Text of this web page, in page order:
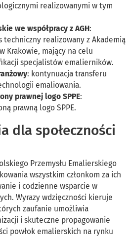
realizowanymi w tym
we współpracy z AGH:
techniczny realizowany z Akademią
Krakowie, mający na celu
specjalistów emalierników.
: kontynuacja transferu
emaliowania.
prawnej logo SPPE:
prawną logo SPPE.
dla społeczności
Przemysłu Emalierskiego
wszystkim członkom za ich
i codzienne wsparcie w
Wyrazy wdzięczności kieruje
zaufanie umożliwia
i skuteczne propagowanie
powłok emalierskich na rynku